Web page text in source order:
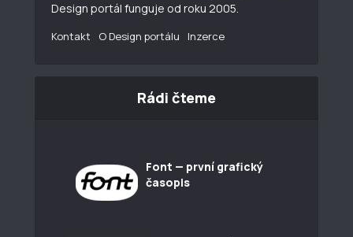
Design portál funguje od roku 2005.
Kontakt O Design portálu Inzerce
Rádi čteme
Font — první grafický
časopis